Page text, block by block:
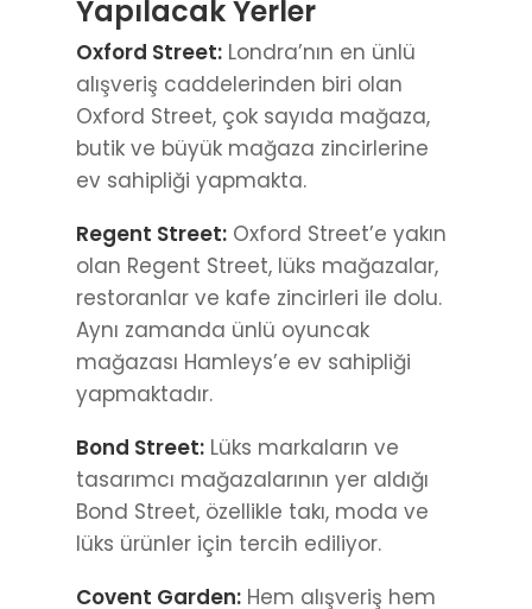
Yapılacak Yerler
Oxford Street: Londra’nın en ünlü
alışveriş caddelerinden biri olan
Oxford Street, çok sayıda mağaza,
butik ve büyük mağaza zincirlerine
ev sahipliği yapmakta.
Regent Street: Oxford Street’e yakın
olan Regent Street, lüks mağazalar,
restoranlar ve kafe zincirleri ile dolu.
Aynı zamanda ünlü oyuncak
mağazası Hamleys’e ev sahipliği
yapmaktadır.
Bond Street: Lüks markaların ve
tasarımcı mağazalarının yer aldığı
Bond Street, özellikle takı, moda ve
lüks ürünler için tercih ediliyor.
Covent Garden: Hem alışveriş hem